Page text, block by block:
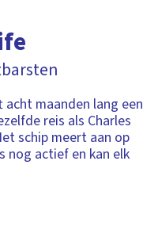
maanden lang een
reis als Charles
schip meert aan op
nog actief en kan elk